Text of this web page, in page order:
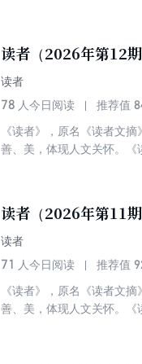
快的阅读中陶冶情操、净化
读者（2026年第12期
读者
78 人今日阅读 推荐值
《读者》，原名《读者文
善、美，体现人文关怀。《
快的阅读中陶冶情操、净化
读者（2026年第11期
读者
71 人今日阅读 推荐值
《读者》，原名《读者文
善、美，体现人文关怀。《